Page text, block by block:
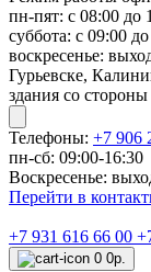
пн-пят: с 08:00 до
суббота: с 09:00
воскресенье:
Гурьевске,
здания со
Телефоны: +7 906
пн-сб: 09:00-16:30
Воскресенье:
Перейти в
+7 931 616 66 00
0 0р.